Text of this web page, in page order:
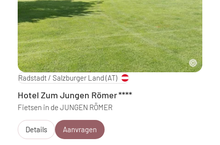
Radstadt / Salzburger Land (AT)
Hotel Zum Jungen Römer****
Fietsen in de JUNGEN RÖMER
Details Aanvragen